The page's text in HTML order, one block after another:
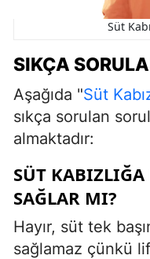
Süt
SIKÇA
Aşağıda "Süt
sıkça sorulan
almaktadır:
SÜT
SAĞLAR MI?
Hayır, süt tek
sağlamaz çünkü